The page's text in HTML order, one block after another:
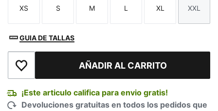
Talla
XS
Talla
S
Talla
M
Talla
L
Talla
XL
Talla
XXL
GUIA DE TALLAS
Añadir a la lista de deseosAÑADIR AL CARRITO
¡Este articulo califica para envio gratis!
Devoluciones gratuitas en todos los pedidos que